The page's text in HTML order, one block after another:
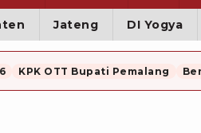
Jateng DI Yogya
KPK OTT Bupati Pemalang